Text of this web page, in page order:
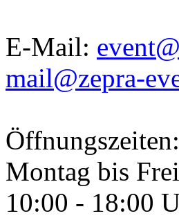
E-Mail:
mail@zepra-
Öffnungszeiten:
Montag bis
10:00 - 18:00